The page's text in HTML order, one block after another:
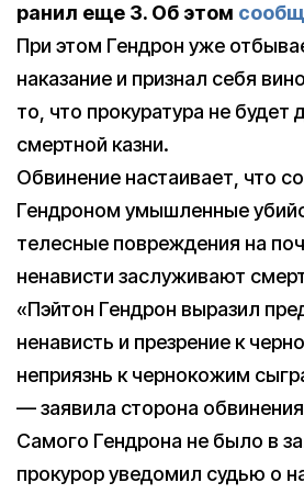
ранил еще 3. Об этом
При этом Гендрон уже
наказание и признал себя
то, что прокуратура не будет
смертной казни.
Обвинение настаивает, что
Гендроном умышленные
телесные повреждения на
ненависти заслуживают
«Пэйтон Гендрон выразил
ненависть и презрение к
неприязнь к чернокожим
— заявила сторона
Самого Гендрона не было в
прокурор уведомил судью о